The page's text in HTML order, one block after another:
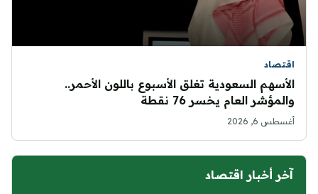
اقتصاد
الأسهم السعودية تغلق الأسبوع باللون الأحمر..
والمؤشر العام يخسر 76 نقطة
أغسطس 6, 2026
آخر أخبار اقتصاد